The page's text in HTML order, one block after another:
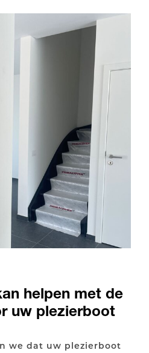
helpen met de
uw plezierboot
we dat uw plezierboot